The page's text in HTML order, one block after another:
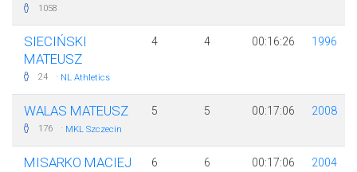
1058
SIECIŃSKI
MATEUSZ
24 · NL Athletics
4 4 00:16:26 1996
WALAS MATEUSZ
176 · MKL Szczecin
5 5 00:17:06 2008
MISARKO MACIEJ 6 6 00:17:06 2004